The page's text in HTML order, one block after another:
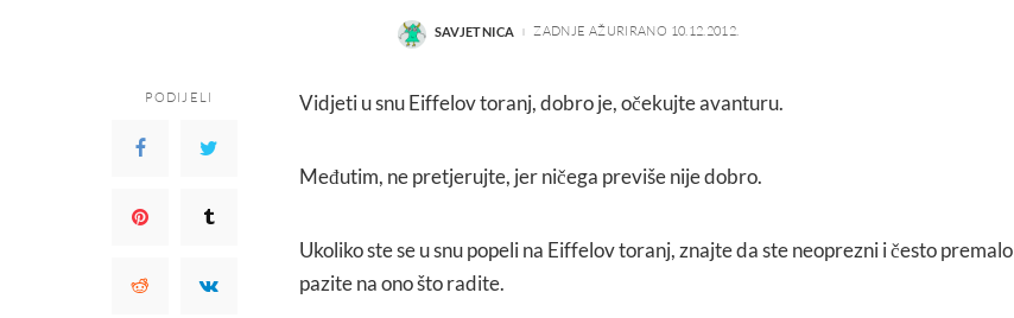
POSTED
SAVJETNICA ZADNJE AŽURIRANO 10.12.2012.
PODIJELI Vidjeti u snu Eiffelov toranj, dobro je, očekujte avanturu.
Međutim, ne pretjerujte, jer ničega previše nije dobro.
Ukoliko ste se u snu popeli na Eiffelov toranj, znajte da ste neoprezni i često premalo
pazite na ono što radite.